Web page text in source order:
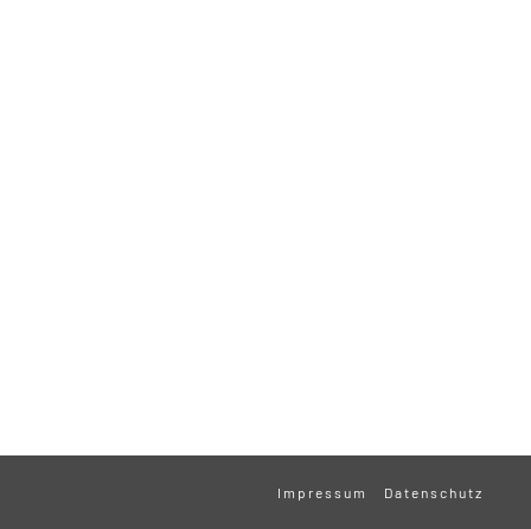
Impressum Datenschutz